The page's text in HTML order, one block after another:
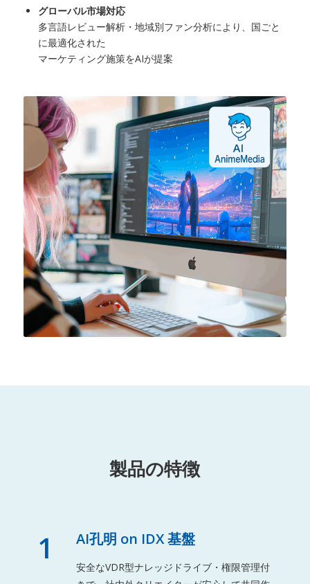
グローバル市場対応
多言語レビュー解析・地域別ファン分析により、国ごと
に最適化された
マーケティング施策をAIが提案
製品の特徴
1 AI孔明 on IDX 基盤
安全なVDR型ナレッジドライブ・権限管理付